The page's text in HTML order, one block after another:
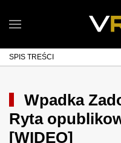
SPIS TREŚCI
Wpadka
Ryta
[WIDEO]